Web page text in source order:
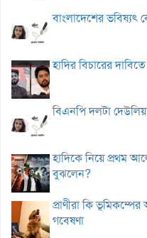
বাংলাদেশের ভবিষ্যৎ
হাদির বিচারের
বিএনপি দলটা
হাদিকে নিয়ে প্রথম
বুঝলেন?
প্রাণীরা কি
গবেষণা